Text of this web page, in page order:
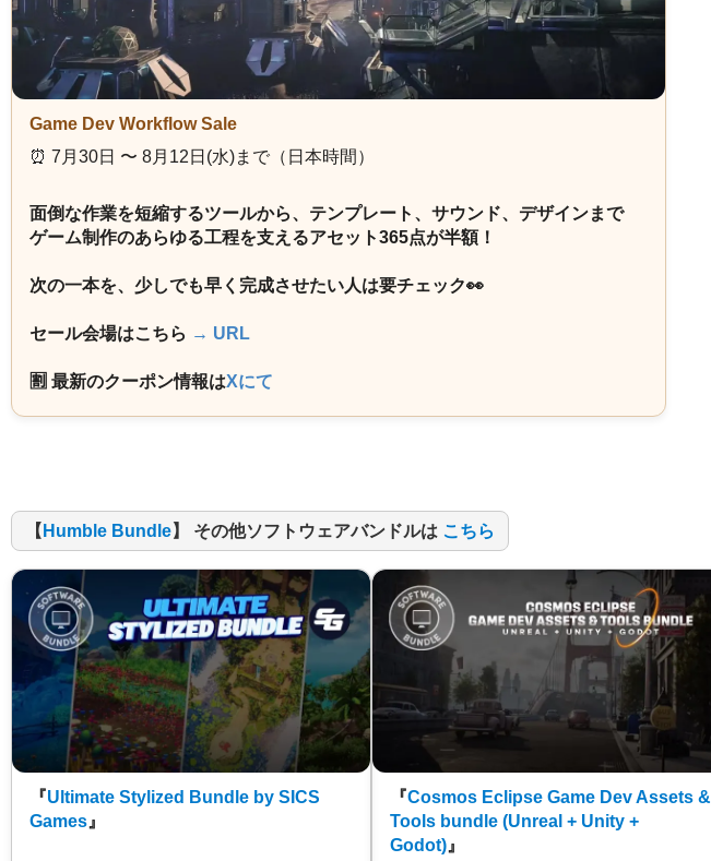
Game Dev Workflow Sale
⏰️ 7月30日 〜 8月12日(水)まで（日本時間）
面倒な作業を短縮するツールから、テンプレート、サウンド、デザインまで
ゲーム制作のあらゆる工程を支えるアセット365点が半額！
次の一本を、少しでも早く完成させたい人は要チェック👀
セール会場はこちら → URL
🈹 最新のクーポン情報はXにて
【 Humble Bundle】 その他ソフトウェアバンドルは こちら
『Ultimate Stylized Bundle by SICS
Games』
『Cosmos Eclipse Game Dev Assets &
Tools bundle (Unreal + Unity +
Godot)』